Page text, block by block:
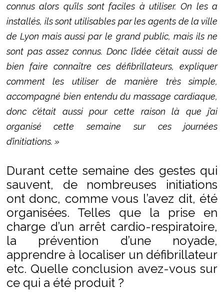
connus alors qu’ils sont faciles à utiliser. On les a
installés, ils sont utilisables par les agents de la ville
de Lyon mais aussi par le grand public, mais ils ne
sont pas assez connus. Donc l’idée c’était aussi de
bien faire connaître ces défibrillateurs, expliquer
comment les utiliser de manière très simple,
accompagné bien entendu du massage cardiaque,
donc c’était aussi pour cette raison là que j’ai
organisé cette semaine sur ces journées
d’initiations. »
Durant cette semaine des gestes qui
sauvent, de nombreuses initiations
ont donc, comme vous l’avez dit, été
organisées. Telles que la prise en
charge d’un arrêt cardio-respiratoire,
la prévention d’une noyade,
apprendre à localiser un défibrillateur
etc. Quelle conclusion avez-vous sur
ce qui a été produit ?